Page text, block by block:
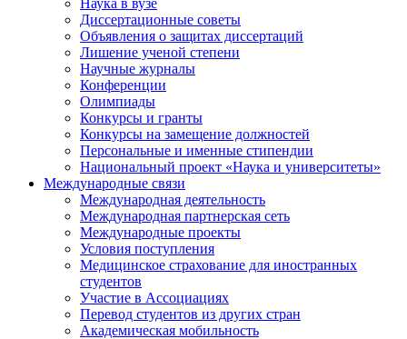
Диссертационные советы
Объявления о защитах диссертаций
Лишение ученой степени
Научные журналы
Конференции
Олимпиады
Конкурсы и гранты
Конкурсы на замещение должностей
Персональные и именные стипендии
Национальный проект «Наука и университеты»
Международные связи
Международная деятельность
Международная партнерская сеть
Международные проекты
Условия поступления
Медицинское страхование для иностранных
студентов
Участие в Ассоциациях
Перевод студентов из других стран
Академическая мобильность